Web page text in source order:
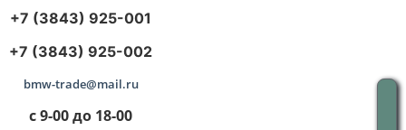
+7 (3843) 925-001
+7 (3843) 925-002
bmw-trade@mail.ru
с 9-00 до 18-00